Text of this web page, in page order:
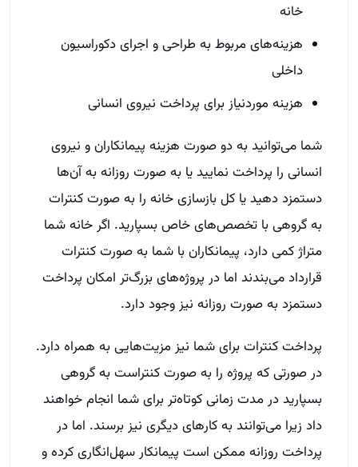
خانه
هزینه‌های مربوط به طراحی و اجرای دکوراسیون
داخلی
هزینه موردنیاز برای پرداخت نیروی انسانی
شما می‌توانید به دو صورت هزینه پیمانکاران و نیروی
انسانی را پرداخت نمایید یا به صورت روزانه به آن‌ها
دستمزد دهید یا کل بازسازی خانه را به صورت کنترات
به گروهی با تخصص‌های خاص بسپارید. اگر خانه شما
متراژ کمی دارد، پیمانکاران با شما به صورت کنترات
قرارداد می‌بندند اما در پروژه‌های بزرگ‌تر امکان پرداخت
دستمزد به صورت روزانه نیز وجود دارد.
پرداخت کنترات برای شما نیز مزیت‌هایی به همراه دارد.
در صورتی که پروژه را به صورت کنتراست به گروهی
بسپارید در مدت زمانی کوتاه‌تر برای شما انجام خواهند
داد زیرا می‌توانند به کارهای دیگری نیز برسند. اما در
پرداخت روزانه ممکن است پیمانکار سهل‌انگاری کرده و